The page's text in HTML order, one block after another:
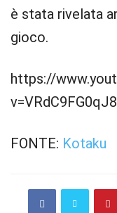
è stata rivelata
gioco.
https://
v=VRdC9FG0qJ8
FONTE: Kotaku